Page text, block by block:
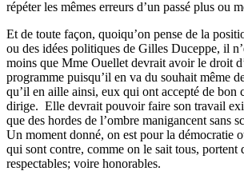
répéter les mêmes erreurs d’un passé plus ou
Et de toute façon, quoiqu’on pense de la
ou des idées politiques de Gilles Duceppe, il
moins que Mme Ouellet devrait avoir le droit
programme puisqu’il en va du souhait même
qu’il en aille ainsi, eux qui ont accepté de bon
dirige. Elle devrait pouvoir faire son travail
que des hordes de l’ombre manigancent sans
Un moment donné, on est pour la démocratie
qui sont contre, comme on le sait tous, portent
respectables; voire honorables.